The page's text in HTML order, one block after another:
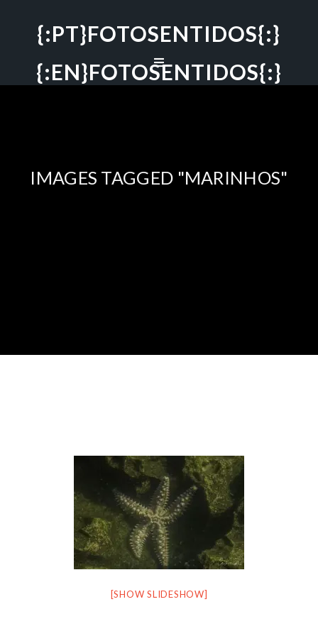
{:PT}FOTOSENTIDOS{:}
{:EN}FOTOSENTIDOS{:}
IMAGES TAGGED "MARINHOS"
[SHOW SLIDESHOW]